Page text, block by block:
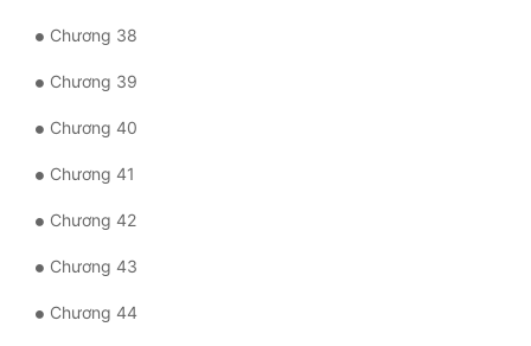
Đẹp Hiệp
Tính Cách Nhân Vật :
Cơ Trí
Sát Phạt Quyết Đoán
Chương 38
Chương 39
Chương 40
Chương 41
Chương 42
Chương 43
Chương 44